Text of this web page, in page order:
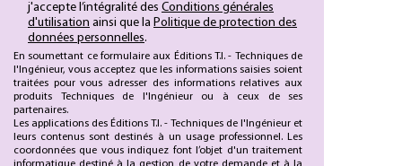
j'accepte l’intégralité des Conditions générales
d'utilisation ainsi que la Politique de protection des
données personnelles.
En soumettant ce formulaire aux Éditions T.I. - Techniques de
l'Ingénieur, vous acceptez que les informations saisies soient
traitées pour vous adresser des informations relatives aux
produits Techniques de l'Ingénieur ou à ceux de ses
partenaires.
Les applications des Éditions T.I. - Techniques de l'Ingénieur et
leurs contenus sont destinés à un usage professionnel. Les
coordonnées que vous indiquez font l’objet d'un traitement